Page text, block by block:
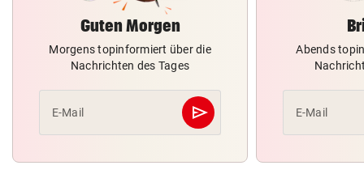
Guten Morgen
Morgens topinformiert über die
Nachrichten des Tages
E-Mail send
Abschicken
Abends
E-Mail